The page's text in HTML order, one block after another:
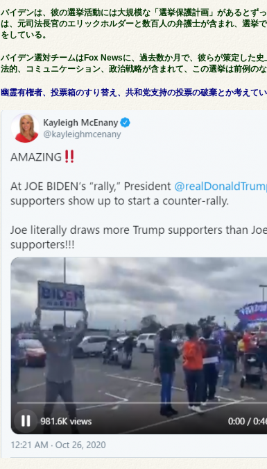
バイデンは、彼の選挙活動には大規模な「選挙保護計画」があるとず
は、元司法長官のエリックホルダーと数百人の弁護士が含まれ、選挙
をしている。
バイデン選対チームはFox Newsに、過去数か月で、彼らが策定した
法的、コミュニケーション、政治戦略が含まれて、この選挙は前例の
幽霊有権者、投票箱のすり替え、共和党支持の投票の破棄とか考えてい